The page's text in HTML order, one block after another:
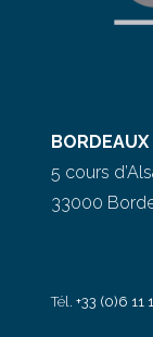
BORDEAUX
5 cours
33000
Tél.+33 (0)6 11